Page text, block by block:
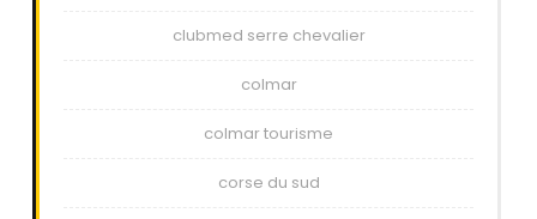
clubmed serre chevalier
colmar
colmar tourisme
corse du sud